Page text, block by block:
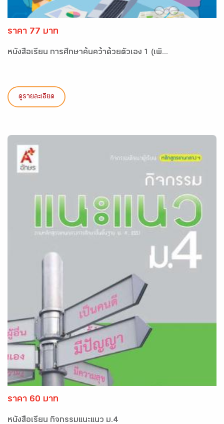
ราคา 77 บาท
หนังสือเรียน การศึกษาค้นคว้าด้วยตัวเอง 1 (เพิ...
ดูรายละเอียด
ราคา 60 บาท
หนังสือเรียน กิจกรรมแนะแนว ม.4